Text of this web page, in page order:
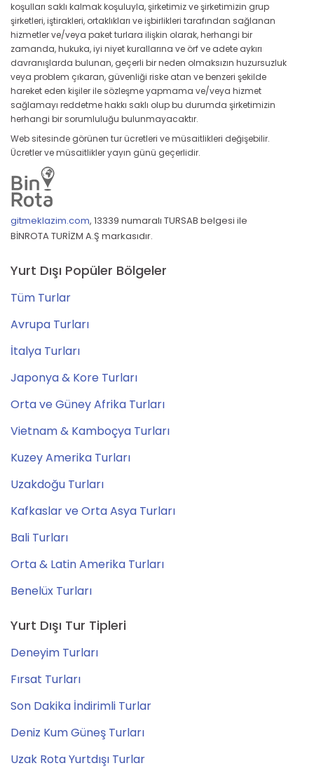
koşulları saklı kalmak koşuluyla, şirketimiz ve şirketimizin grup
şirketleri, iştirakleri, ortaklıkları ve işbirlikleri tarafından sağlanan
hizmetler ve/veya paket turlara ilişkin olarak, herhangi bir
zamanda, hukuka, iyi niyet kurallarına ve örf ve adete aykırı
davranışlarda bulunan, geçerli bir neden olmaksızın huzursuzluk
veya problem çıkaran, güvenliği riske atan ve benzeri şekilde
hareket eden kişiler ile sözleşme yapmama ve/veya hizmet
sağlamayı reddetme hakkı saklı olup bu durumda şirketimizin
herhangi bir sorumluluğu bulunmayacaktır.
Web sitesinde görünen tur ücretleri ve müsaitlikleri değişebilir.
Ücretler ve müsaitlikler yayın günü geçerlidir.
gitmeklazim.com, 13339 numaralı TURSAB belgesi ile
BİNROTA TURİZM A.Ş markasıdır.
Yurt Dışı Popüler Bölgeler
Tüm Turlar
Avrupa Turları
İtalya Turları
Japonya & Kore Turları
Orta ve Güney Afrika Turları
Vietnam & Kamboçya Turları
Kuzey Amerika Turları
Uzakdoğu Turları
Kafkaslar ve Orta Asya Turları
Bali Turları
Orta & Latin Amerika Turları
Benelüx Turları
Yurt Dışı Tur Tipleri
Deneyim Turları
Fırsat Turları
Son Dakika İndirimli Turlar
Deniz Kum Güneş Turları
Uzak Rota Yurtdışı Turlar